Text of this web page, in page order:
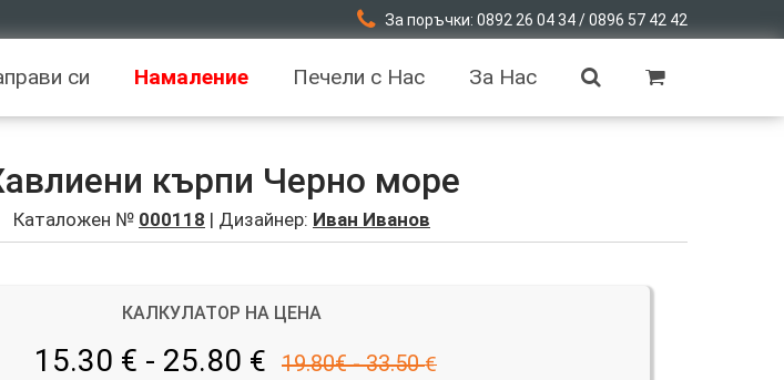
За поръчки: 0892 26 04 34 / 0896 57 42 42
си Намаление Печели с Нас За Нас
кърпи Черно море
Каталожен № 000118 | Дизайнер: Иван Иванов
КАЛКУЛАТОР НА ЦЕНА
15.30 € - 25.80 € 19.80€ - 33.50 €